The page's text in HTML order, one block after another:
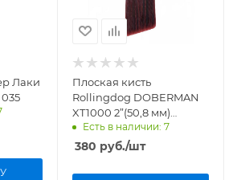
Лаки
035
Плоская кисть
Rollingdog DOBERMAN
XT1000 2”(50,8 мм)
угловой срез, синтетика
арт.10327
Есть в наличии: 7
380 руб./шт